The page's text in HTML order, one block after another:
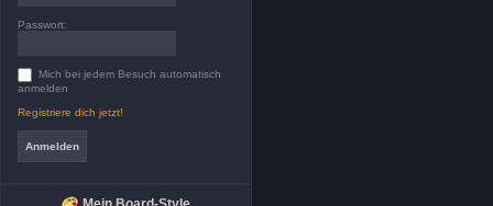
Passwort:
Mich bei jedem Besuch automatisch
anmelden
Registriere dich jetzt!